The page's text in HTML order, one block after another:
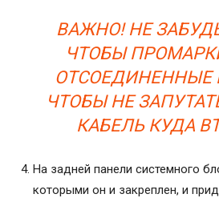
ВАЖНО! НЕ
ЧТОБЫ
ОТСОЕДИНЕННЫЕ
ЧТОБЫ НЕ
КАБЕЛЬ КУДА
На задней панели системного
которыми он и закреплен, и